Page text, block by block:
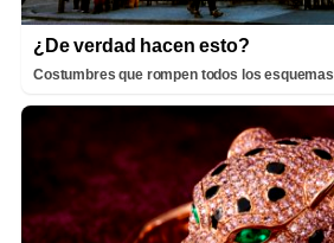
¿De verdad hacen esto?
Costumbres que rompen todos los esquemas